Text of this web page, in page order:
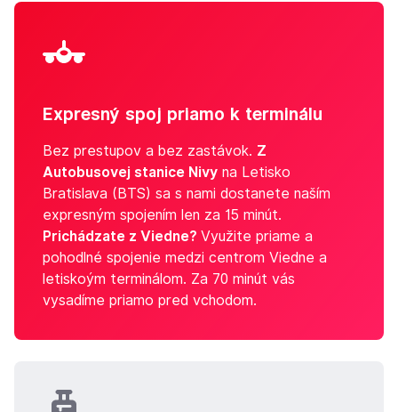
Expresný spoj priamo k terminálu
Bez prestupov a bez zastávok. Z
Autobusovej stanice Nivy na Letisko
Bratislava (BTS) sa s nami dostanete naším
expresným spojením len za 15 minút.
Prichádzate z Viedne? Využite priame a
pohodlné spojenie medzi centrom Viedne a
letiskoým terminálom. Za 70 minút vás
vysadíme priamo pred vchodom.